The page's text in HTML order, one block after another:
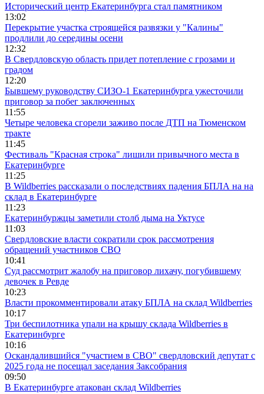
Исторический центр Екатеринбурга стал памятником
13:02
Перекрытие участка строящейся развязки у "Калины"
продлили до середины осени
12:32
В Свердловскую область придет потепление с грозами и
градом
12:20
Бывшему руководству СИЗО-1 Екатеринбурга ужесточили
приговор за побег заключенных
11:55
Четыре человека сгорели заживо после ДТП на Тюменском
тракте
11:45
Фестиваль "Красная строка" лишили привычного места в
Екатеринбурге
11:25
В Wildberries рассказали о последствиях падения БПЛА на на
склад в Екатеринбурге
11:23
Екатеринбуржцы заметили столб дыма на Уктусе
11:03
Свердловские власти сократили срок рассмотрения
обращений участников СВО
10:41
Суд рассмотрит жалобу на приговор лихачу, погубившему
девочек в Ревде
10:23
Власти прокомментировали атаку БПЛА на склад Wildberries
10:17
Три беспилотника упали на крышу склада Wildberries в
Екатеринбурге
10:16
Оскандалившийся "участием в СВО" свердловский депутат с
2025 года не посещал заседания Заксобрания
09:50
В Екатеринбурге атакован склад Wildberries